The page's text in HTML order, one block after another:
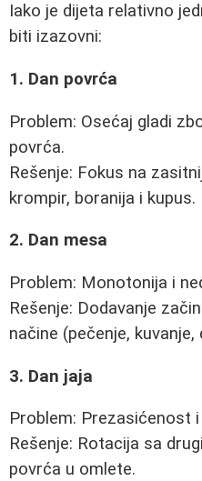
Iako je dijeta relativno
biti izazovni:
1. Dan povrća
Problem: Osećaj gladi
povrća.
Rešenje: Fokus na
krompir, boranija i kupus.
2. Dan mesa
Problem: Monotonija i
Rešenje: Dodavanje
načine (pečenje, kuvanje,
3. Dan jaja
Problem: Prezasićenost i
Rešenje: Rotacija sa
povrća u omlete.